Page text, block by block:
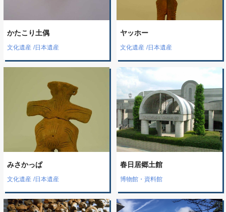
かたこり土偶
文化遺産 /日本遺産
ヤッホー
文化遺産 /日本遺産
みさかっぱ
文化遺産 /日本遺産
春日居郷土館
博物館・資料館